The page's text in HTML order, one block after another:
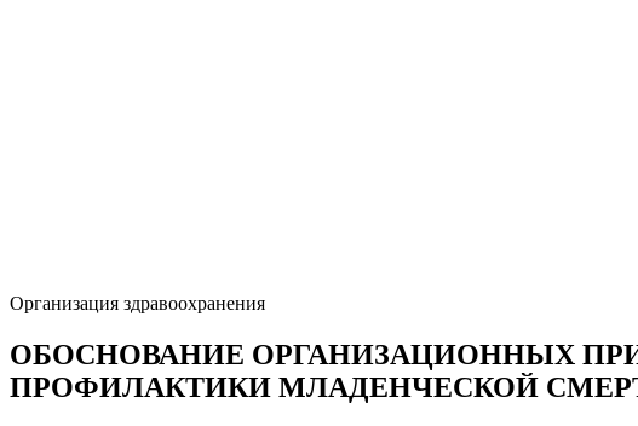
Организация здравоохранения
ОБОСНОВАНИЕ ОРГАНИЗАЦИОННЫХ
ПРОФИЛАКТИКИ МЛАДЕНЧЕСКОЙ